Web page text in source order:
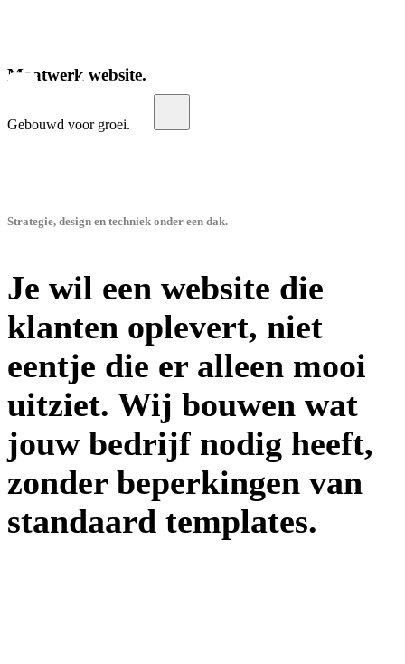
Maatwerk website.
Gebouwd voor groei.
Je wil een website die
klanten oplevert, niet
eentje die er alleen mooi
uitziet. Wij bouwen wat
jouw bedrijf nodig heeft,
zonder beperkingen van
standaard templates.
Strategie, design en techniek onder een dak.